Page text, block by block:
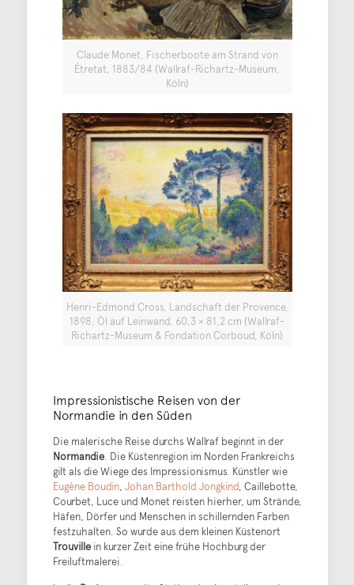
Claude Monet, Fischerboote am Strand von
Étretat, 1883/84 (Wallraf-Richartz-Museum,
Köln)
Henri-Edmond Cross, Landschaft der Provence,
1898, Öl auf Leinwand, 60,3 × 81,2 cm (Wallraf-
Richartz-Museum & Fondation Corboud, Köln)
Impressionistische Reisen von der
Normandie in den Süden
Die malerische Reise durchs Wallraf beginnt in der
Normandie. Die Küstenregion im Norden Frankreichs
gilt als die Wiege des Impressionismus. Künstler wie
Eugène Boudin, Johan Barthold Jongkind, Caillebotte,
Courbet, Luce und Monet reisten hierher, um Strände,
Häfen, Dörfer und Menschen in schillernden Farben
festzuhalten. So wurde aus dem kleinen Küstenort
Trouvillein kurzer Zeit eine frühe Hochburg der
Freiluftmalerei.